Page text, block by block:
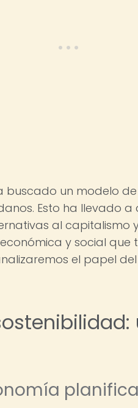
buscado un modelo
Esto ha llevado a
al capitalismo
y social que
el papel